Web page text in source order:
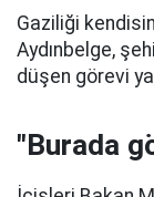
Gaziliği
Aydınbelge,
düşen görevi
"Burada